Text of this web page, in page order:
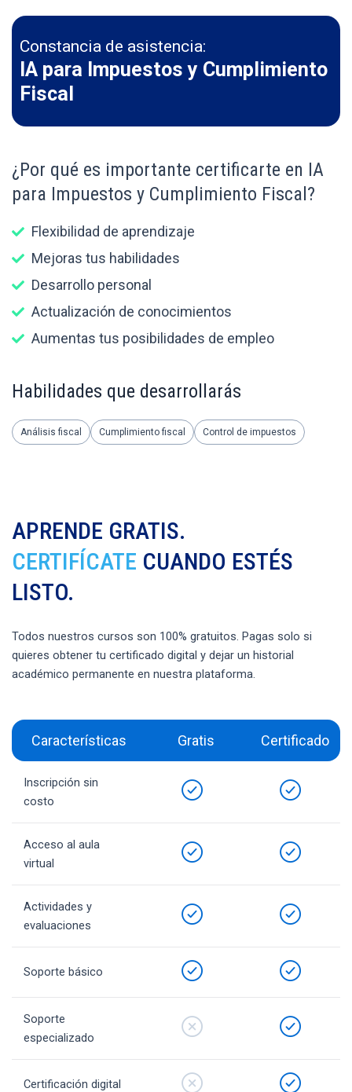
Constancia de asistencia:
IA para Impuestos y Cumplimiento
Fiscal
¿Por qué es importante certificarte en IA
para Impuestos y Cumplimiento Fiscal?
Flexibilidad de aprendizaje
Mejoras tus habilidades
Desarrollo personal
Actualización de conocimientos
Aumentas tus posibilidades de empleo
Habilidades que desarrollarás
Análisis fiscal Cumplimiento fiscal Control de impuestos
APRENDE GRATIS.
CERTIFÍCATE CUANDO ESTÉS
LISTO.
Todos nuestros cursos son 100% gratuitos. Pagas solo si
quieres obtener tu certificado digital y dejar un historial
académico permanente en nuestra plataforma.
Características Gratis Certificado
Inscripción sin
costo
Acceso al aula
virtual
Actividades y
evaluaciones
Soporte básico
Soporte
especializado
Certificación digital